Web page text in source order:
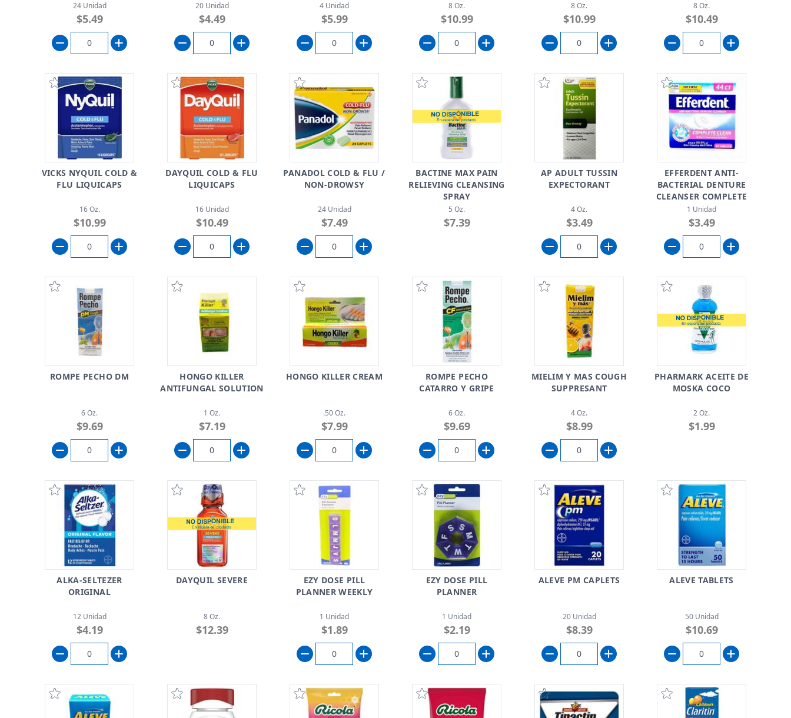
24 Unidad
$5.49
20 Unidad
$4.49
4 Unidad
$5.99
8 Oz.
$10.99
8 Oz.
$10.99
8 Oz.
$10.49
VICKS NYQUIL COLD &
FLU LIQUICAPS
16 Oz.
$10.99
DAYQUIL COLD & FLU
LIQUICAPS
16 Unidad
$10.49
PANADOL COLD & FLU /
NON-DROWSY
24 Unidad
$7.49
BACTINE MAX PAIN
RELIEVING CLEANSING
SPRAY
5 Oz.
$7.39
AP ADULT TUSSIN
EXPECTORANT
4 Oz.
$3.49
EFFERDENT ANTI-
BACTERIAL DENTURE
CLEANSER COMPLETE
CLEAN
1 Unidad
$3.49
ROMPE PECHO DM
6 Oz.
$9.69
HONGO KILLER
ANTIFUNGAL SOLUTION
1 Oz.
$7.19
HONGO KILLER CREAM
.50 Oz.
$7.99
ROMPE PECHO
CATARRO Y GRIPE
6 Oz.
$9.69
MIELIM Y MAS COUGH
SUPPRESANT
4 Oz.
$8.99
PHARMARK ACEITE DE
MOSKA COCO
2 Oz.
$1.99
ALKA-SELTEZER
ORIGINAL
12 Unidad
$4.19
DAYQUIL SEVERE
8 Oz.
$12.39
EZY DOSE PILL
PLANNER WEEKLY
1 Unidad
$1.89
EZY DOSE PILL
PLANNER
1 Unidad
$2.19
ALEVE PM CAPLETS
20 Unidad
$8.39
ALEVE TABLETS
50 Unidad
$10.69